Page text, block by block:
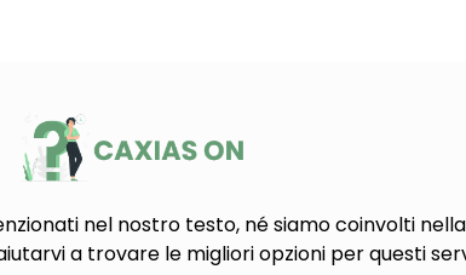
nel nostro testo, né siamo coinvolti
a trovare le migliori opzioni per questi